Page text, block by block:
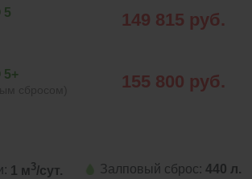
5 149 815 руб.
155 800 руб.
1 м 3/сут. Залповый сброс: 440 л.